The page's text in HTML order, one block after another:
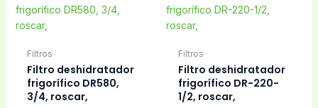
Filtros
Filtro deshidratador
frigorífico DR580,
3/4, roscar,
Filtros
Filtro deshidratador
frigorífico DR-220-
1/2, roscar,